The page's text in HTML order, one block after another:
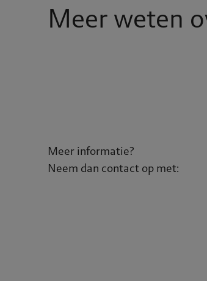
Meer weten
Meer informatie?
Neem dan contact op met: